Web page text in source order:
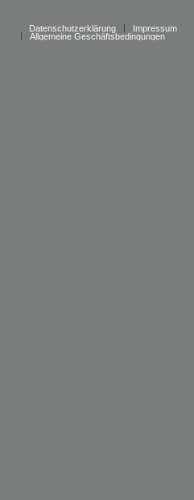
Datenschutzerklärung
Impressum
Allgemeine Geschäftsbedingungen